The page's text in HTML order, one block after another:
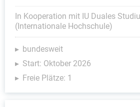
In Kooperation mit IU Duales
(Internationale Hochschule)
bundesweit
Start: Oktober 2026
Freie Plätze: 1